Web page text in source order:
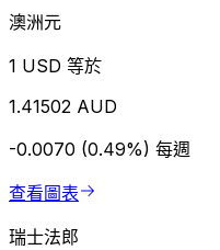
澳洲元
1 USD 等於
1.41502 AUD
-0.0070 (0.49%) 每週
查看圖表
瑞士法郎